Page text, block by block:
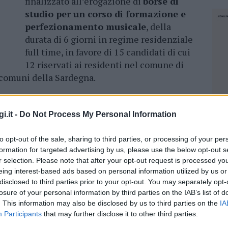
- Do Not Process My Personal Information
opt-out of the sale, sharing to third parties, or processing of your
for targeted advertising by us, please use the below opt-out
selection. Please note that after your opt-out request is processed
interest-based ads based on personal information utilized by us
to third parties prior to your opt-out. You may separately
of your personal information by third parties on the IAB’s list of
This information may also be disclosed by us to third parties on the
Participants that may further disclose it to other third parties.
studio per un corso di formazione e
perfezionamento musicale, della
durata di 6 giorni in regime residenziale
full time, in favore di 15 candidati di cui
12 riservati ai residenti nel comune di
della Sardegna.
100 candidature determinate
per coloro che possiedono il
di Olbia, secondo l’ordine di arrivo
Protocollo dell’Ente.
per coloro che possiedono il
della Regione Sardegna,
, farà fede il numero di Protocollo